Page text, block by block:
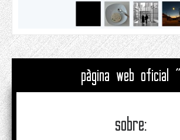
pàgina web oficial "
sobre: